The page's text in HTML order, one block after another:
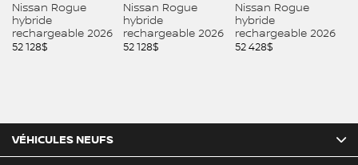
Nissan Rogue
hybride
rechargeable 2026
52 128$
Nissan Rogue
hybride
rechargeable 2026
52 128$
Nissan Rogue
hybride
rechargeable 2026
52 428$
VÉHICULES NEUFS